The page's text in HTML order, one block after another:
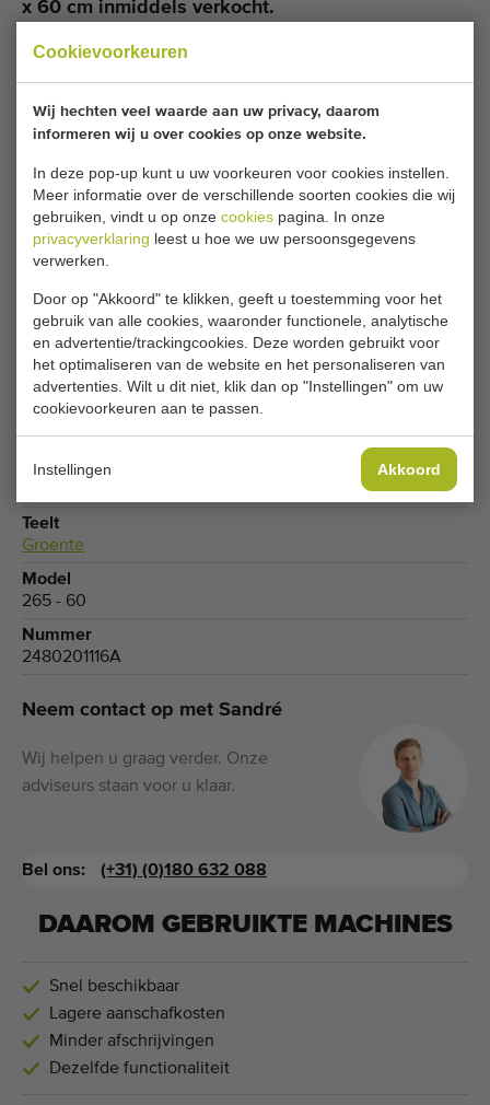
Cookievoorkeuren
Wij hechten veel waarde aan uw privacy, daarom
informeren wij u over cookies op onze website.
In deze pop-up kunt u uw voorkeuren voor cookies instellen.
Meer informatie over de verschillende soorten cookies die wij
gebruiken, vindt u op onze cookies pagina. In onze
privacyverklaring leest u hoe we uw persoonsgegevens
verwerken.
Door op "Akkoord" te klikken, geeft u toestemming voor het
gebruik van alle cookies, waaronder functionele, analytische
en advertentie/trackingcookies. Deze worden gebruikt voor
het optimaliseren van de website en het personaliseren van
advertenties. Wilt u dit niet, klik dan op "Instellingen" om uw
cookievoorkeuren aan te passen.
Instellingen Akkoord
x 60 cm inmiddels verkocht.
Wilt u op de hoogte gehouden worden wanneer er een
vergelijkbare Vlakke banden beschikbaar komt? Vul hier
uw gegevens in.
Je huidige cookie-instellingen blokkeren dit
onderdeel. Pas je cookie-instellingen aan om
toegang te krijgen tot dit onderdeel.
COOKIE-INSTELLINGEN WIJZIGEN
Type
Vlakke banden
Merk
Teelt
Groente
Model
265 - 60
Nummer
2480201116A
Neem contact op met Sandré
Wij helpen u graag verder. Onze
adviseurs staan voor u klaar.
Bel ons: (+31) (0)180 632 088
DAAROM GEBRUIKTE MACHINES
Snel beschikbaar
Lagere aanschafkosten
Minder afschrijvingen
Dezelfde functionaliteit